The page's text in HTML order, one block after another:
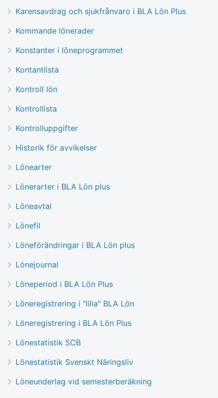
Karensavdrag och sjukfrånvaro i BLA Lön Plus
Kommande lönerader
Konstanter i löneprogrammet
Kontantlista
Kontroll lön
Kontrollista
Kontrolluppgifter
Historik för avvikelser
Lönearter
Lönerarter i BLA Lön plus
Löneavtal
Lönefil
Löneförändringar i BLA Lön plus
Lönejournal
Löneperiod i BLA Lön Plus
Löneregistrering i "lilla" BLA Lön
Löneregistrering i BLA Lön Plus
Lönestatistik SCB
Lönestatistik Svenskt Näringsliv
Löneunderlag vid semesterberäkning